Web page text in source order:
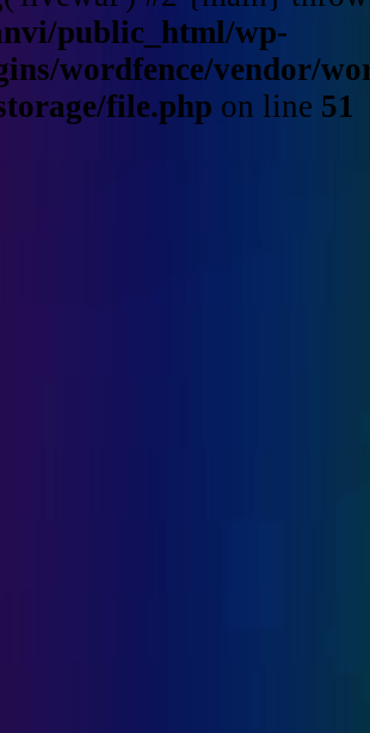
public_html/wp-
wordfence/vendor/
file.php on line 51